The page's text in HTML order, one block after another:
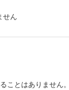
せん
ことはありません。